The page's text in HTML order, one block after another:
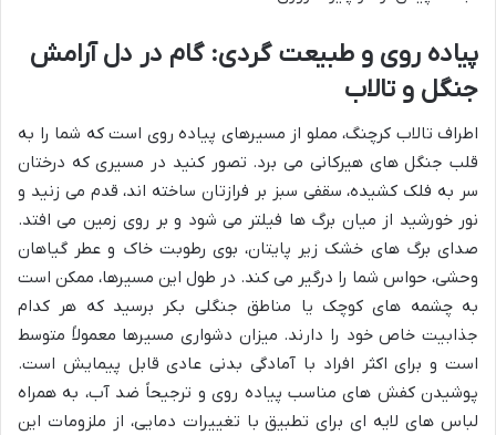
پیاده روی و طبیعت گردی: گام در دل آرامش
جنگل و تالاب
اطراف تالاب کرچنگ، مملو از مسیرهای پیاده روی است که شما را به
قلب جنگل های هیرکانی می برد. تصور کنید در مسیری که درختان
سر به فلک کشیده، سقفی سبز بر فرازتان ساخته اند، قدم می زنید و
نور خورشید از میان برگ ها فیلتر می شود و بر روی زمین می افتد.
صدای برگ های خشک زیر پایتان، بوی رطوبت خاک و عطر گیاهان
وحشی، حواس شما را درگیر می کند. در طول این مسیرها، ممکن است
به چشمه های کوچک یا مناطق جنگلی بکر برسید که هر کدام
جذابیت خاص خود را دارند. میزان دشواری مسیرها معمولاً متوسط
است و برای اکثر افراد با آمادگی بدنی عادی قابل پیمایش است.
پوشیدن کفش های مناسب پیاده روی و ترجیحاً ضد آب، به همراه
لباس های لایه ای برای تطبیق با تغییرات دمایی، از ملزومات این